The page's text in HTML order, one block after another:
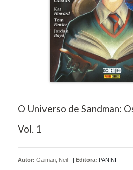
O Universo de Sandman:
Vol. 1
Autor: Gaiman, Neil | Editora: PANINI